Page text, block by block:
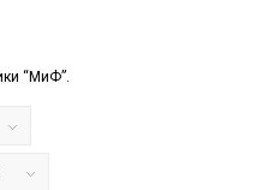
“МиФ”.